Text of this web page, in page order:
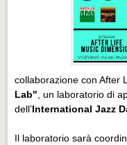
collaborazione con After
Lab", un laboratorio di
dell’International Jazz
Il laboratorio sarà